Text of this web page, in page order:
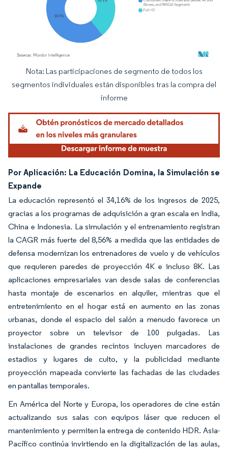
Imagen © Mordor Intelligence. El uso requiere atribución según CC BY 4.0.
Nota: Las participaciones de segmento de todos los
segmentos individuales están disponibles tras la compra del
informe
Por Aplicación: La Educación Domina, la Simulación se
Expande
La educación representó el 34,16% de los ingresos de 2025,
gracias a los programas de adquisición a gran escala en India,
China e Indonesia. La simulación y el entrenamiento registran
la CAGR más fuerte del 8,56% a medida que las entidades de
defensa modernizan los entrenadores de vuelo y de vehículos
que requieren paredes de proyección 4K e incluso 8K. Las
aplicaciones empresariales van desde salas de conferencias
hasta montaje de escenarios en alquiler, mientras que el
entretenimiento en el hogar está en aumento en las zonas
urbanas, donde el espacio del salón a menudo favorece un
proyector sobre un televisor de 100 pulgadas. Las
instalaciones de grandes recintos incluyen marcadores de
estadios y lugares de culto, y la publicidad mediante
proyección mapeada convierte las fachadas de las ciudades
en pantallas temporales.
En América del Norte y Europa, los operadores de cine están
actualizando sus salas con equipos láser que reducen el
mantenimiento y permiten la entrega de contenido HDR. Asia-
Pacífico continúa invirtiendo en la digitalización de las aulas,